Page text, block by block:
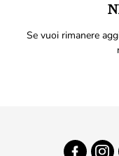
Se vuoi rimanere